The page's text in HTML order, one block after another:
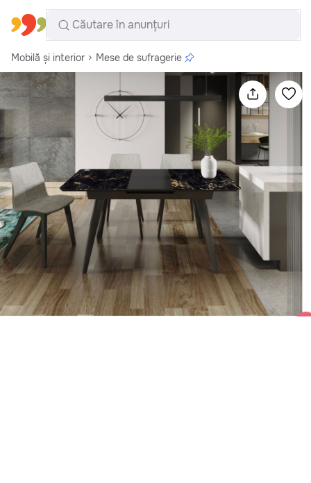
Toate regiunile Română
Mobilă și interior Mese de sufragerie